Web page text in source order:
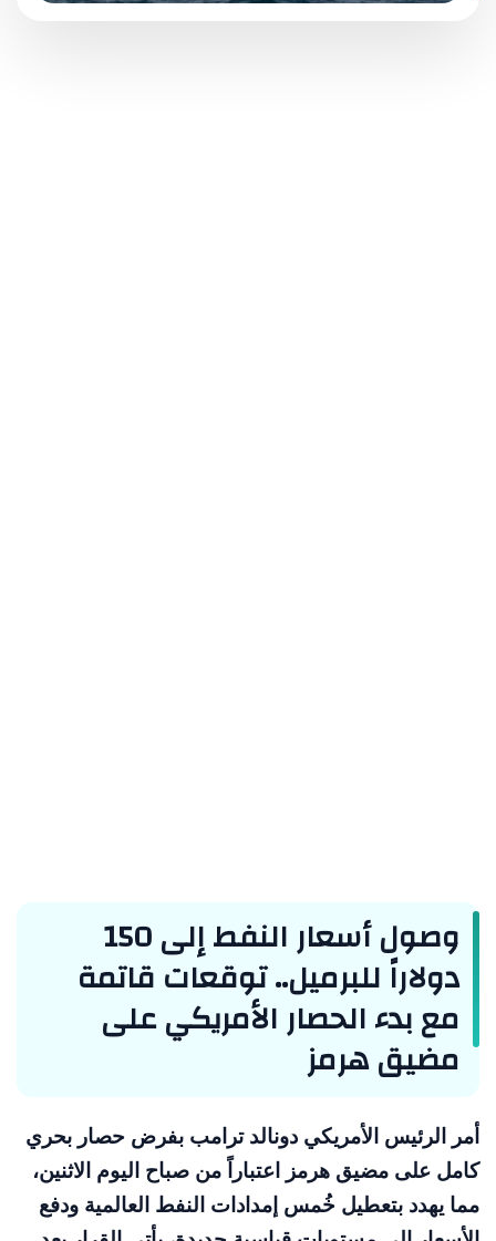
وصول أسعار النفط إلى 150
دولاراً للبرميل.. توقعات قاتمة
مع بدء الحصار الأمريكي على
مضيق هرمز
أمر الرئيس الأمريكي دونالد ترامب بفرض حصار بحري
كامل على مضيق هرمز اعتباراً من صباح اليوم الاثنين،
مما يهدد بتعطيل خُمس إمدادات النفط العالمية ودفع